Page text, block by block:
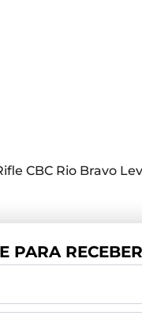
CBC Rio Bravo
PARA